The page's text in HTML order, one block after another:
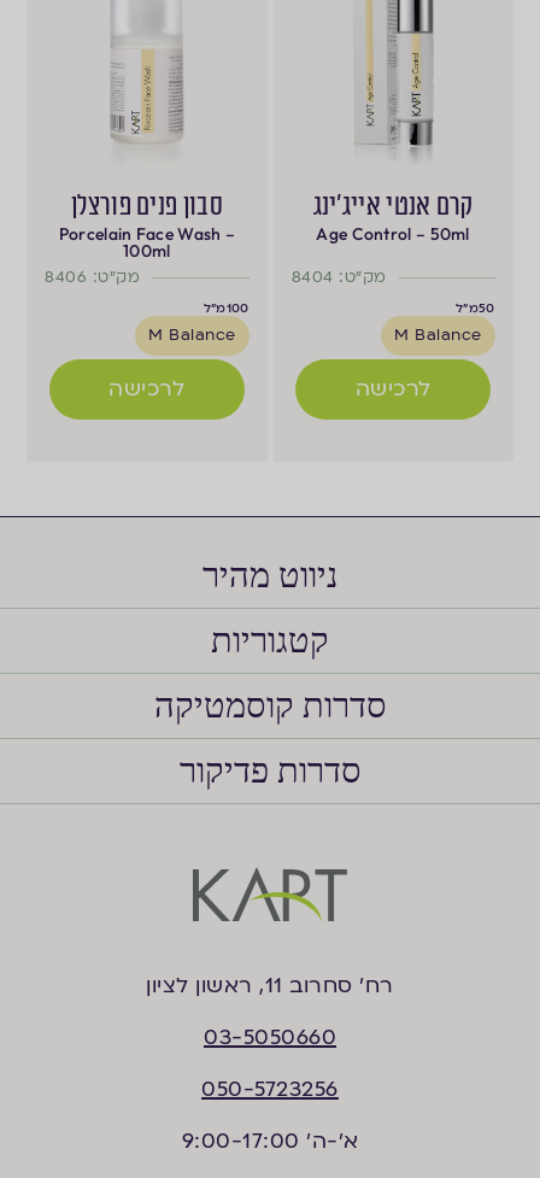
קרם אנטי אייג'ינג
Age Control – 50ml
מק"ט: 8404
50מ"ל
M Balance
לרכישה
סבון פנים פורצלן
Porcelain Face Wash –
100ml
מק"ט: 8406
100מ"ל
M Balance
לרכישה
ניווט מהיר
קטגוריות
סדרות קוסמטיקה
סדרות פדיקור
רח’ סחרוב 11, ראשון לציון
03-5050660
050-5723256
א'-ה' 9:00-17:00